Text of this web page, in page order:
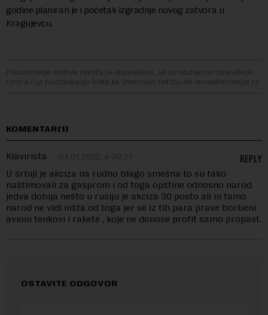
godine planiran je i početak izgradnje novog zatvora u
Kragujevcu.
Preuzimanje delova teksta je dozvoljeno, ali uz obavezno navođenje
izvora i uz postavljanje linka ka izvornom tekstu na novaekonomija.rs
KOMENTAR(1)
Klavirista 04.01.2022. u 00:27
U srbiji je akciza na rudno blago smešna to su tako
naštimovali za gasprom i od toga opštine odnosno narod
jedva dobija nešto u rusiju je akciza 30 posto ali ni tamo
narod ne vidi ništa od toga jer se iz tih para prave borbeni
avioni tenkovi i rakete , koje ne donose profit samo propast.
REPLY
OSTAVITE ODGOVOR